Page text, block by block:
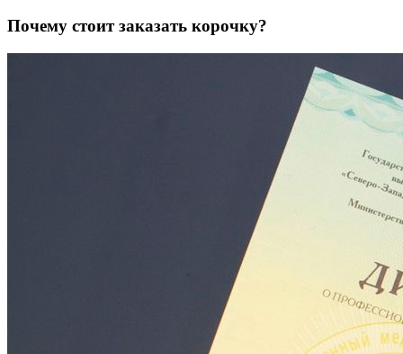
Почему стоит заказать корочку?